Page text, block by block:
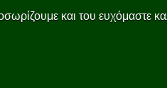
και του ευχόμαστε